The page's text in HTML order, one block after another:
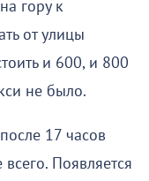
гору к
от улицы
и 600, и 800
не было.
17 часов
Появляется